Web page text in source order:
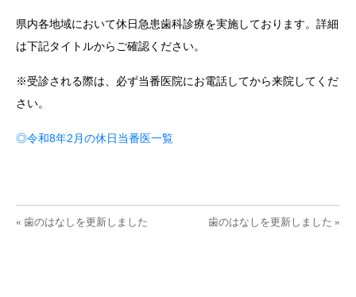
県内各地域において休日急患歯科診療を実施しております。詳細
は下記タイトルからご確認ください。
※受診される際は、必ず当番医院にお電話してから来院してくだ
さい。
◎令和8年2月の休日当番医一覧
投稿ナビゲーション
« 歯のはなしを更新しました 歯のはなしを更新しました »